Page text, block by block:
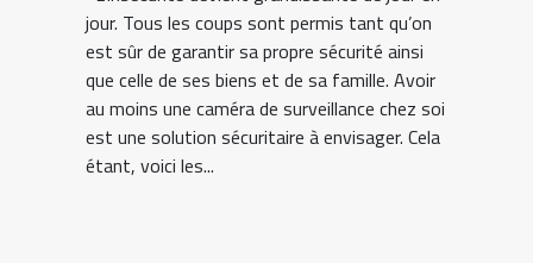
jour. Tous les coups sont permis tant qu’on
est sûr de garantir sa propre sécurité ainsi
que celle de ses biens et de sa famille. Avoir
au moins une caméra de surveillance chez soi
est une solution sécuritaire à envisager. Cela
étant, voici les...